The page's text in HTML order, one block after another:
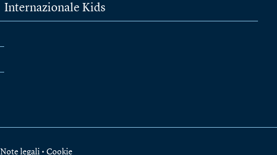
Internazionale Kids
Note legali • Cookie